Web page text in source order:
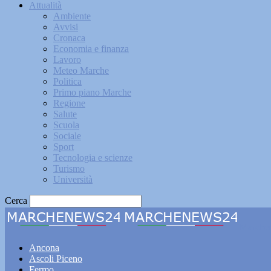
Attualità
Ambiente
Avvisi
Cronaca
Economia e finanza
Lavoro
Meteo Marche
Politica
Primo piano Marche
Regione
Salute
Scuola
Sociale
Sport
Tecnologia e scienze
Turismo
Università
Cerca
Ancona
Ascoli Piceno